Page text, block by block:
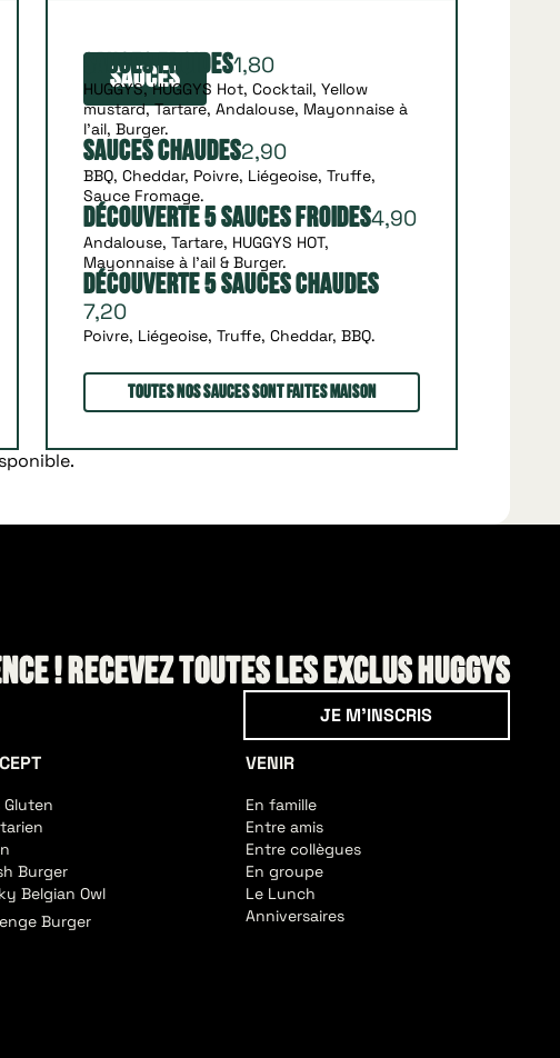
Sauces
Sauces froides1,80
HUGGYS, HUGGYS Hot, Cocktail, Yellow
mustard, Tartare, Andalouse, Mayonnaise à
l'ail, Burger.
Sauces chaudes2,90
BBQ, Cheddar, Poivre, Liégeoise, Truffe,
Sauce Fromage.
Découverte 5 Sauces Froides4,90
Andalouse, Tartare, HUGGYS HOT,
Mayonnaise à l'ail & Burger.
Découverte 5 Sauces Chaudes
7,20
Poivre, Liégeoise, Truffe, Cheddar, BBQ.
Toutes nos sauces sont faites maison
! Recevez toutes les exclus HUGGYS
JE M'INSCRIS
Gluten
Burger
Belgian Owl
Burger
VENIR
En famille
Entre amis
Entre collègues
En groupe
Le Lunch
Anniversaires